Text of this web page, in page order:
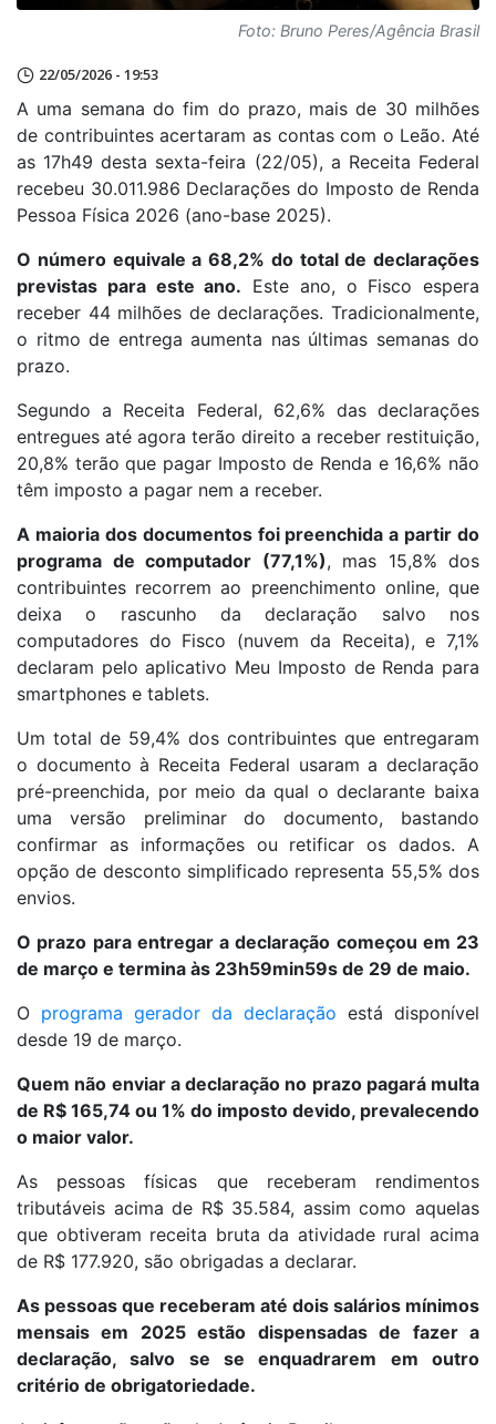
Foto: Bruno Peres/Agência Brasil
22/05/2026 - 19:53
A uma semana do fim do prazo, mais de 30 milhões
de contribuintes acertaram as contas com o Leão. Até
as 17h49 desta sexta-feira (22/05), a Receita Federal
recebeu 30.011.986 Declarações do Imposto de Renda
Pessoa Física 2026 (ano-base 2025).
O número equivale a 68,2% do total de declarações
previstas para este ano. Este ano, o Fisco espera
receber 44 milhões de declarações. Tradicionalmente,
o ritmo de entrega aumenta nas últimas semanas do
prazo.
Segundo a Receita Federal, 62,6% das declarações
entregues até agora terão direito a receber restituição,
20,8% terão que pagar Imposto de Renda e 16,6% não
têm imposto a pagar nem a receber.
A maioria dos documentos foi preenchida a partir do
programa de computador (77,1%), mas 15,8% dos
contribuintes recorrem ao preenchimento online, que
deixa o rascunho da declaração salvo nos
computadores do Fisco (nuvem da Receita), e 7,1%
declaram pelo aplicativo Meu Imposto de Renda para
smartphones e tablets.
Um total de 59,4% dos contribuintes que entregaram
o documento à Receita Federal usaram a declaração
pré-preenchida, por meio da qual o declarante baixa
uma versão preliminar do documento, bastando
confirmar as informações ou retificar os dados. A
opção de desconto simplificado representa 55,5% dos
envios.
O prazo para entregar a declaração começou em 23
de março e termina às 23h59min59s de 29 de maio.
O programa gerador da declaração está disponível
desde 19 de março.
Quem não enviar a declaração no prazo pagará multa
de R$ 165,74 ou 1% do imposto devido, prevalecendo
o maior valor.
As pessoas físicas que receberam rendimentos
tributáveis acima de R$ 35.584, assim como aquelas
que obtiveram receita bruta da atividade rural acima
de R$ 177.920, são obrigadas a declarar.
As pessoas que receberam até dois salários mínimos
mensais em 2025 estão dispensadas de fazer a
declaração, salvo se se enquadrarem em outro
critério de obrigatoriedade.